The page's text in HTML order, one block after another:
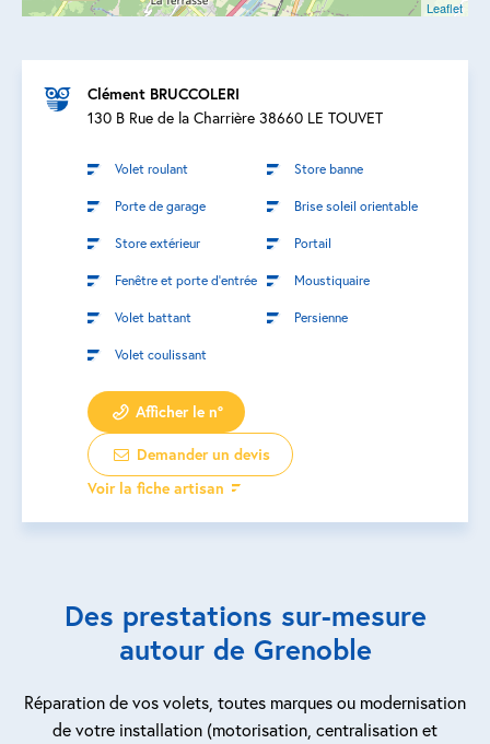
Leaflet
Clément BRUCCOLERI
130 B Rue de la Charrière 38660 LE TOUVET
Volet roulant Store banne
Porte de garage Brise soleil orientable
Store extérieur Portail
Fenêtre et porte d’entrée Moustiquaire
Volet battant Persienne
Volet coulissant
Afficher le n°
Demander un devis
Voir la fiche artisan
Des prestations sur-mesure
autour de Grenoble
Réparation de vos volets, toutes marques ou modernisation
de votre installation (motorisation, centralisation et